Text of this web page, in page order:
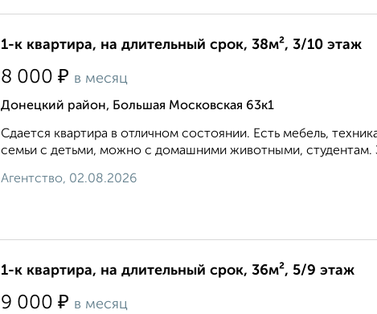
1-к квартира, на длительный срок, 38м², 3/10 этаж
8 000 ₽ в месяц
Донецкий район, Большая Московская 63к1
Сдается квартира в отличном состоянии. Есть мебель,
семьи с детьми, можно с домашними животными, студентам.
Агентство, 02.08.2026
1-к квартира, на длительный срок, 36м², 5/9 этаж
9 000 ₽ в месяц